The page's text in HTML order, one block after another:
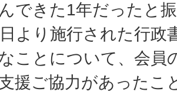
できた1年だったと
より施行された行政
ことについて、会員
援ご協力があったこ